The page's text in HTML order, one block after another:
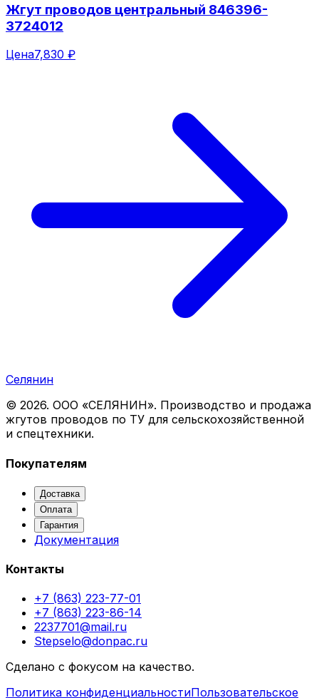
Жгут проводов центральный 846396-
3724012
Цена7,830 ₽
Селянин
© 2026. ООО «СЕЛЯНИН». Производство и продажа
жгутов проводов по ТУ для сельскохозяйственной
и спецтехники.
Покупателям
Доставка
Оплата
Гарантия
Документация
Контакты
+7 (863) 223-77-01
+7 (863) 223-86-14
2237701@mail.ru
Stepselo@donpac.ru
Сделано с фокусом на качество.
Политика конфиденциальностиПользовательское